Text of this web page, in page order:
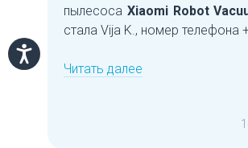
пылесоса Xiaomi Robot
стала Vija K., номер телефона
Читать далее